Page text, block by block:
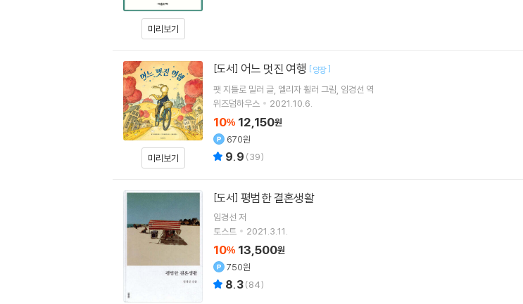
미리보기
미리보기
[도서] 어느 멋진 여행 [양장]
팻 지틀로 밀러 글 엘리자 휠러 그림 임경선 역
위즈덤하우스
2021.10.6.
10% 12,150원
670원
9.9 (39)
[도서] 평범한 결혼생활
임경선 저
토스트
2021.3.11.
10% 13,500원
750원
8.3(84)